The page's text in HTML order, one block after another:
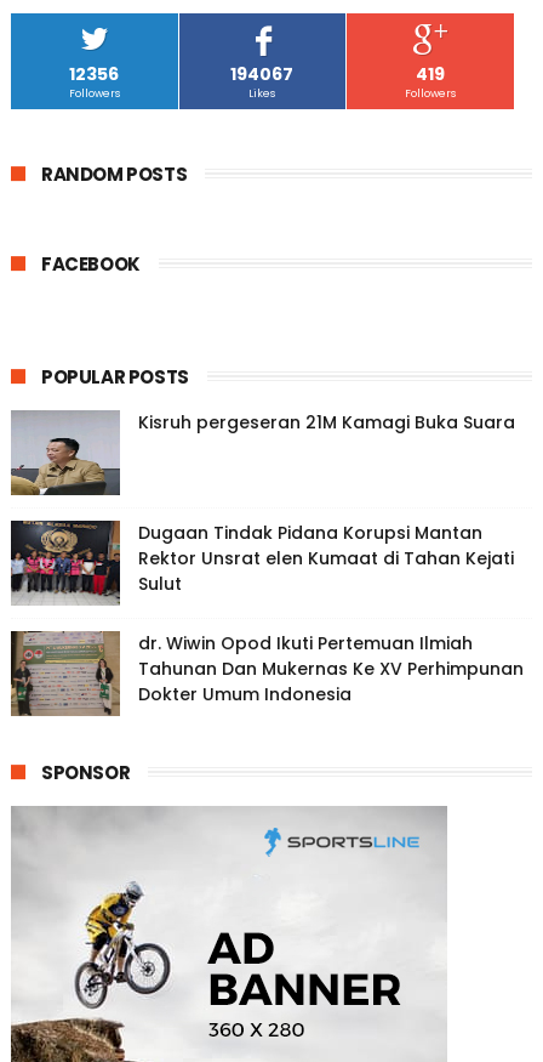
12356
Followers
194067
Likes
419
Followers
RANDOM POSTS
FACEBOOK
POPULAR POSTS
Kisruh pergeseran 21M Kamagi Buka Suara
Dugaan Tindak Pidana Korupsi Mantan
Rektor Unsrat elen Kumaat di Tahan Kejati
Sulut
dr. Wiwin Opod Ikuti Pertemuan Ilmiah
Tahunan Dan Mukernas Ke XV Perhimpunan
Dokter Umum Indonesia
SPONSOR